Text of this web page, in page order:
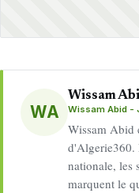
WA
Wissam
Wissam Abid -
Wissam Abid
d'Algerie360.
nationale, les
marquent le